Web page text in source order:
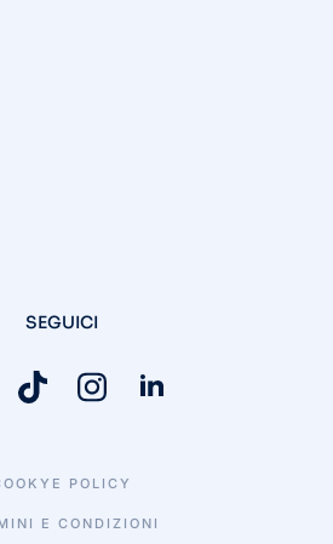
SEGUICI
POLICY
E CONDIZIONI